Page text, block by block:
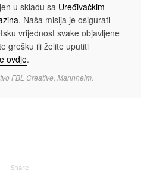
u skladu sa Uređivačkim
. Naša misija je osigurati
vrijednost svake objavljene
grešku ili želite uputiti
ovdje.
FBL Creative, Mannheim.
Share